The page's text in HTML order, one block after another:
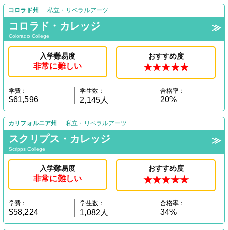
コロラド州 私立・リベラルアーツ
コロラド・カレッジ
Colorado College
入学難易度
非常に難しい
おすすめ度
★★★★★
学費：
$61,596
学生数：
2,145人
合格率：
20%
カリフォルニア州 私立・リベラルアーツ
スクリプス・カレッジ
Scripps College
入学難易度
非常に難しい
おすすめ度
★★★★★
学費：
$58,224
学生数：
1,082人
合格率：
34%